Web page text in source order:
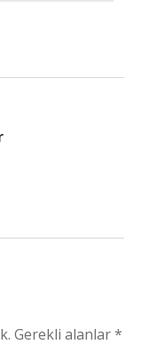
Gerekli alanlar*